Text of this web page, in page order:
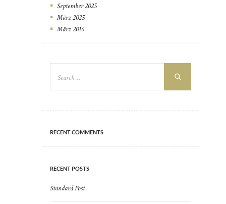
September2025
März2025
März2016
RECENT COMMENTS
RECENT POSTS
Standard Post